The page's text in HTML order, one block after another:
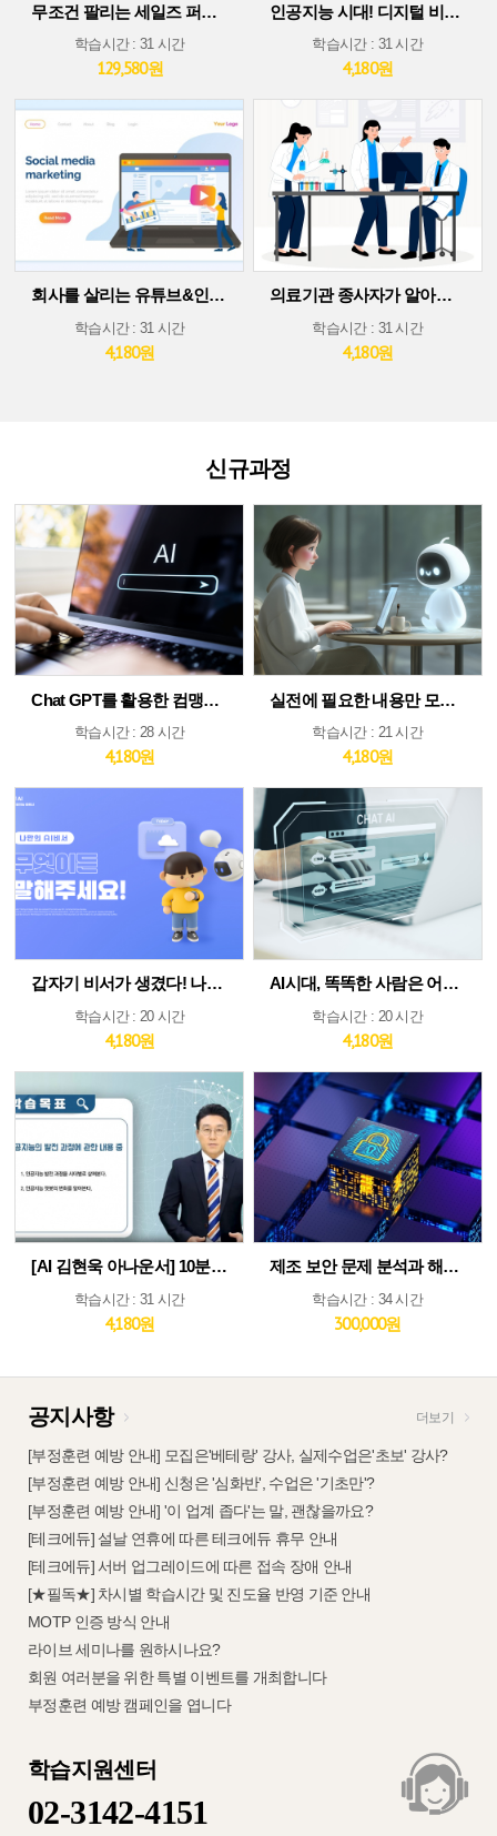
무조건 팔리는 세일즈 퍼포먼스 스킬
학습시간 : 31 시간
129,580원
인공지능 시대! 디지털 비즈니스 플랫폼에서 살아남기(30차시 ver)
학습시간 : 31 시간
4,180원
회사를 살리는 유튜브&인스타그램 소셜 미디어 마케팅
학습시간 : 31 시간
4,180원
의료기관 종사자가 알아야 할 의료기술 트렌드
학습시간 : 31 시간
4,180원
신규과정
Chat GPT를 활용한 컴맹도 쉬운 AI
학습시간 : 28 시간
4,180원
실전에 필요한 내용만 모았다! ChatGPT&AI 툴 활용 가이드
학습시간 : 21 시간
4,180원
갑자기 비서가 생겼다! 나만의 AI인턴 활용법
학습시간 : 20 시간
4,180원
AI시대, 똑똑한 사람은 어떻게 생각하고 질문하는가
학습시간 : 20 시간
4,180원
[AI 김현욱 아나운서] 10분이면 따라하는 직장인 ChatGPT 바이블
학습시간 : 31 시간
4,180원
제조 보안 문제 분석과 해법 : IEC 62443 분석 및 구축 전략 집중 분석
학습시간 : 34 시간
300,000원
공지사항 더보기
[부정훈련 예방 안내] 모집은'베테랑' 강사, 실제수업은'초보' 강사?
[부정훈련 예방 안내] 신청은 '심화반', 수업은 '기초만'?
[부정훈련 예방 안내] '이 업계 좁다'는 말, 괜찮을까요?
[테크에듀] 설날 연휴에 따른 테크에듀 휴무 안내
[테크에듀] 서버 업그레이드에 따른 접속 장애 안내
[★필독★] 차시별 학습시간 및 진도율 반영 기준 안내
MOTP 인증 방식 안내
라이브 세미나를 원하시나요?
회원 여러분을 위한 특별 이벤트를 개최합니다
부정훈련 예방 캠페인을 엽니다
학습지원센터
02-3142-4151